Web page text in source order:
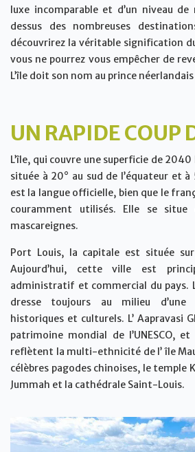
luxe incomparable et d’un niveau
dessus des nombreuses
découvrirez la véritable signification
vous ne pourrez vous empêcher de
L’île doit son nom au prince
UN RAPIDE COUP
L’île, qui couvre une superficie de
située à 20° au sud de l’équateur et à
est la langue officielle, bien que le
couramment utilisés. Elle se situe
mascareignes.
Port Louis, la capitale est située
Aujourd’hui, cette ville est
administratif et commercial du pays.
dresse toujours au milieu
historiques et culturels. L’ Aapravasi
patrimoine mondial de l’UNESCO,
reflètent la multi-ethnicité de l’ île
célèbres pagodes chinoises, le temple
Jummah et la cathédrale Saint-Louis.